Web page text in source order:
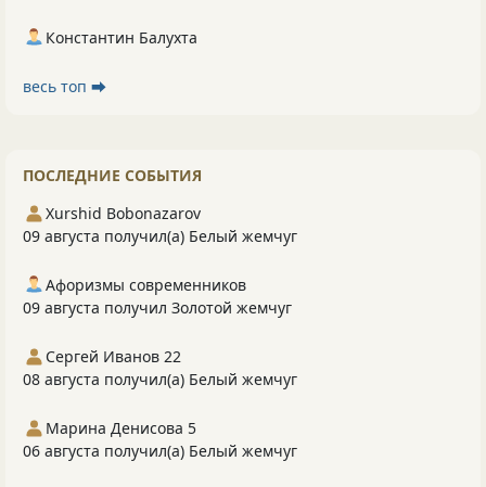
Константин Балухта
весь топ ⮕
ПОСЛЕДНИЕ СОБЫТИЯ
Xurshid Bobonazarov
09 августа получил(а) Белый жемчуг
Афоризмы современников
09 августа получил Золотой жемчуг
Сергей Иванов 22
08 августа получил(а) Белый жемчуг
Марина Денисова 5
06 августа получил(а) Белый жемчуг